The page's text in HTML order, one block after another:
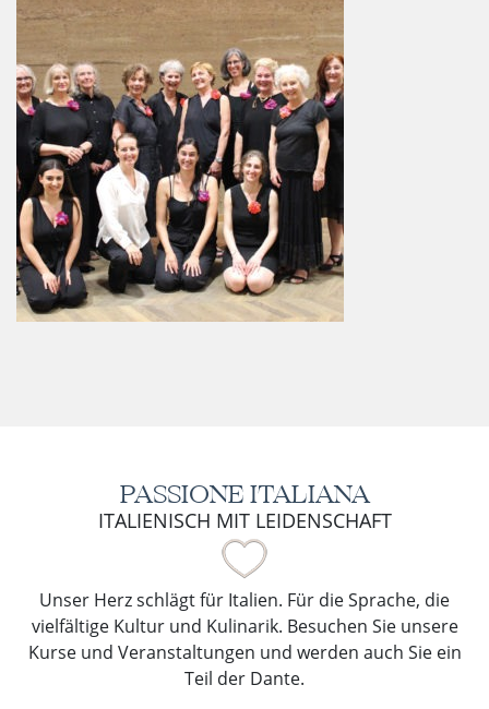
PASSIONE ITALIANA
ITALIENISCH MIT LEIDENSCHAFT
Unser Herz schlägt für Italien. Für die Sprache, die
vielfältige Kultur und Kulinarik. Besuchen Sie unsere
Kurse und Veranstaltungen und werden auch Sie ein
Teil der Dante.